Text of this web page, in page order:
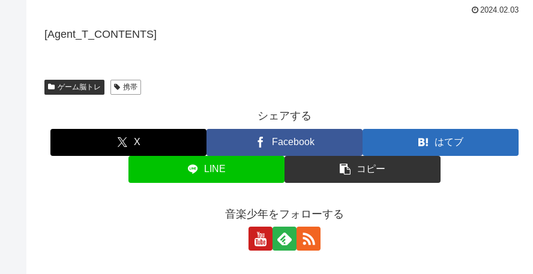
2024.02.03
[Agent_T_CONTENTS]
ゲーム脳トレ 携帯
シェアする
X Facebook はてブ
LINE コピー
音楽少年をフォローする